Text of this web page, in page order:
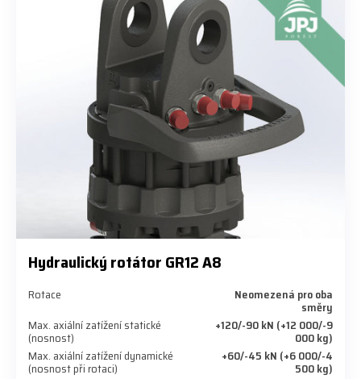
Hydraulický rotátor GR12 A8
Rotace Neomezená pro oba
směry
Max. axiální zatížení statické
(nosnost)
+120/-90 kN (+12 000/-9
000 kg)
Max. axiální zatížení dynamické
(nosnost při rotaci)
+60/-45 kN (+6 000/-4
500 kg)